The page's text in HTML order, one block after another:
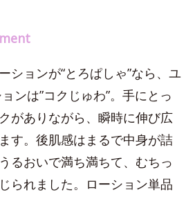
ションが“とろぱしゃ”なら、ユ
ンは”コクじゅわ”。手にとっ
がありながら、瞬時に伸び広
す。後肌感はまるで中身が詰
るおいで満ち満ちて、むちっ
られました。ローション単品